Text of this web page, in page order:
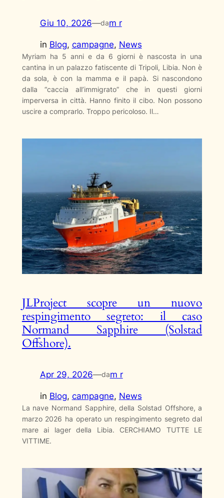
Giu 10, 2026—dam r
in Blog, campagne, News
Myriam ha 5 anni e da 6 giorni è nascosta in una
cantina in un palazzo fatiscente di Tripoli, Libia. Non è
da sola, è con la mamma e il papà. Si nascondono
dalla “caccia all’immigrato” che in questi giorni
imperversa in città. Hanno finito il cibo. Non possono
uscire a comprarlo. Troppo pericoloso. Il…
JLProject scopre un nuovo
respingimento segreto: il caso
Normand Sapphire (Solstad
Offshore).
Apr 29, 2026—dam r
in Blog, campagne, News
La nave Normand Sapphire, della Solstad Offshore, a
marzo 2026 ha operato un respingimento segreto dal
mare ai lager della Libia. CERCHIAMO TUTTE LE
VITTIME.